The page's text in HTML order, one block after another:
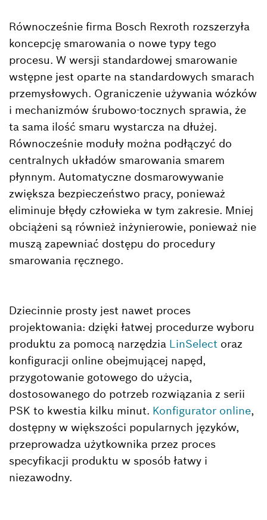
Równocześnie firma Bosch Rexroth rozszerzyła
koncepcję smarowania o nowe typy tego
procesu. W wersji standardowej smarowanie
wstępne jest oparte na standardowych smarach
przemysłowych. Ograniczenie używania wózków
i mechanizmów śrubowo-tocznych sprawia, że
ta sama ilość smaru wystarcza na dłużej.
Równocześnie moduły można podłączyć do
centralnych układów smarowania smarem
płynnym. Automatyczne dosmarowywanie
zwiększa bezpieczeństwo pracy, ponieważ
eliminuje błędy człowieka w tym zakresie. Mniej
obciążeni są również inżynierowie, ponieważ nie
muszą zapewniać dostępu do procedury
smarowania ręcznego.
Dziecinnie prosty jest nawet proces
projektowania: dzięki łatwej procedurze wyboru
produktu za pomocą narzędzia LinSelect oraz
konfiguracji online obejmującej napęd,
przygotowanie gotowego do użycia,
dostosowanego do potrzeb rozwiązania z serii
PSK to kwestia kilku minut. Konfigurator online,
dostępny w większości popularnych języków,
przeprowadza użytkownika przez proces
specyfikacji produktu w sposób łatwy i
niezawodny.